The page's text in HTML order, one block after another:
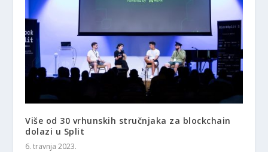
Više od 30 vrhunskih stručnjaka za blockchain
dolazi u Split
6. travnja 2023.